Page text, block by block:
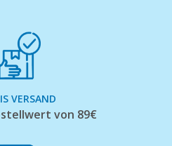
VERSAND
von 89€